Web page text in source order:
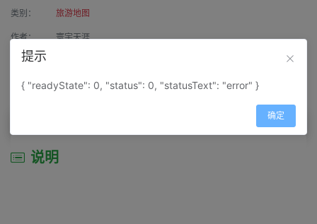
类别： 旅游地图
作者： 寰宇天涯
来源：
属性： 地图属性： 地图类型-景区导游图
说明
提示
{ "readyState": 0, "status": 0, "statusText": "error" }
确定